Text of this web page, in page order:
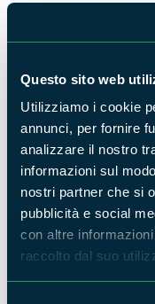
Questo sito web
Utilizziamo i cookie
annunci, per fornire
analizzare il nostro
informazioni sul
nostri partner che si
pubblicità e social
con altre
raccolto dal suo
Passeggiata agli
al Parco Appia